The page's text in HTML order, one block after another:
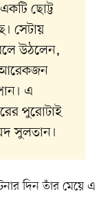
ছোট্ট
সেটায়
উঠলেন,
আরেকজন
এ
পুরোটাই
সুলতান।
দিন তাঁর মেয়ে এ